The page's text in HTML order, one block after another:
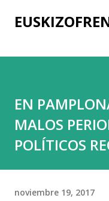
Ir al
EN
MALOS
POLÍTICOS
noviembre 19, 2017